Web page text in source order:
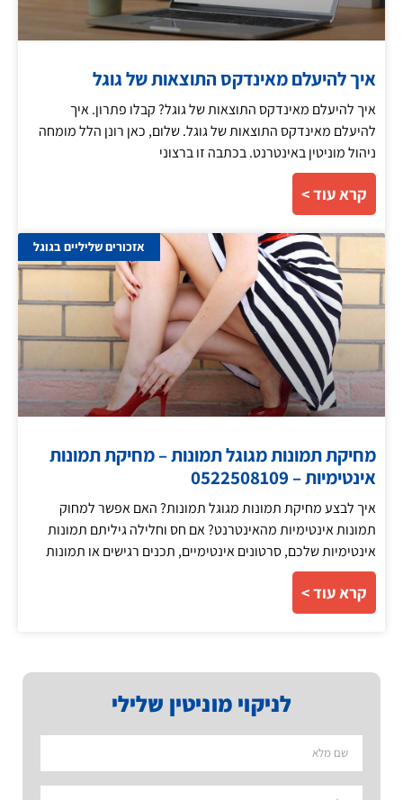
לניקוי מוניטין שלילי
איך להיעלם מאינדקס התוצאות של גוגל
איך להיעלם מאינדקס התוצאות של גוגל? קבלו פתרון. איך
להיעלם מאינדקס התוצאות של גוגל. שלום, כאן רונן הלל מומחה
ניהול מוניטין באינטרנט. בכתבה זו ברצוני
קרא עוד >
אזכורים שליליים בגוגל
מחיקת תמונות מגוגל תמונות – מחיקת תמונות
אינטימיות – 0522508109
איך לבצע מחיקת תמונות מגוגל תמונות? האם אפשר למחוק
תמונות אינטימיות מהאינטרנט? אם חס וחלילה גיליתם תמונות
אינטימיות שלכם, סרטונים אינטימיים, תכנים רגישים או תמונות
קרא עוד >